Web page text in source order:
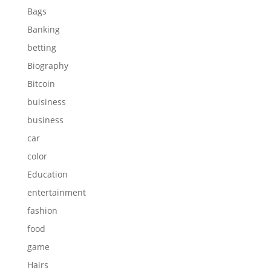
Bags
Banking
betting
Biography
Bitcoin
buisiness
business
car
color
Education
entertainment
fashion
food
game
Hairs